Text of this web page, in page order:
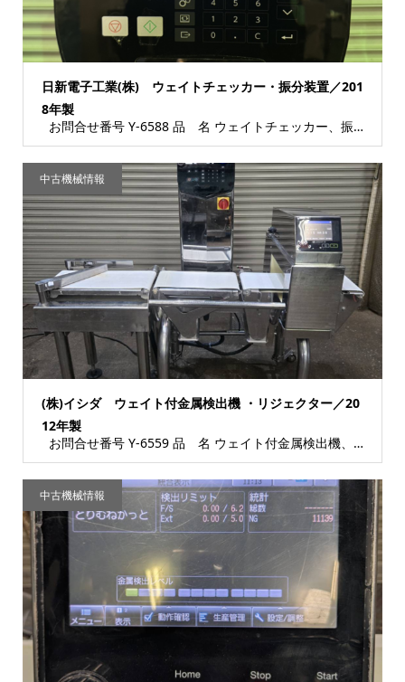
日新電子工業(株) ウェイトチェッカー・振分装置／201
8年製
お問合せ番号 Y-6588 品 名 ウェイトチェッカー、振分装置 型 式 【ウェイトチ...
(株)イシダ ウェイト付金属検出機 ・リジェクター／20
12年製
お問合せ番号 Y-6559 品 名 ウェイト付金属検出機、リジェクター 型 式 【金属...
中古機械情報
中古機械情報